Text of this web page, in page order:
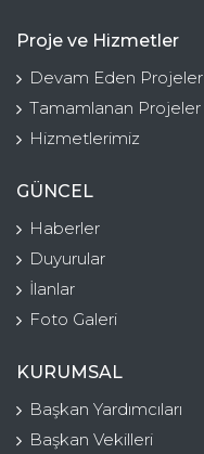
Proje ve Hizmetler
Devam Eden Projeler
Tamamlanan Projeler
Hizmetlerimiz
GÜNCEL
Haberler
Duyurular
İlanlar
Foto Galeri
KURUMSAL
Başkan Yardımcıları
Başkan Vekilleri